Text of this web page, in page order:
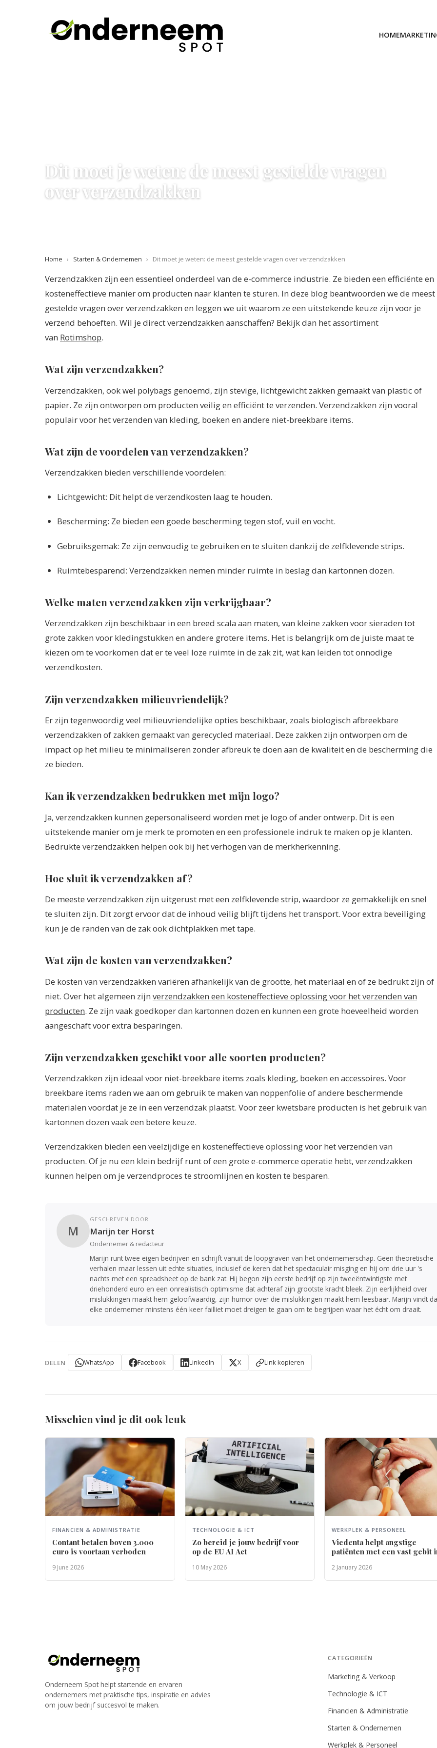
HOME
Dit moet je weten: de meest gestelde vragen
over verzendzakken
Home › Starten & Ondernemen › Dit moet je weten: de meest gestelde vragen over verzendzakken
Verzendzakken zijn een essentieel onderdeel van de e-commerce industrie. Ze bieden een efficiënte en
kosteneffectieve manier om producten naar klanten te sturen. In deze blog beantwoorden we de meest
gestelde vragen over verzendzakken en leggen we uit waarom ze een uitstekende keuze zijn voor je
verzend behoeften. Wil je direct verzendzakken aanschaffen? Bekijk dan het assortiment
van Rotimshop.
Wat zijn verzendzakken?
Verzendzakken, ook wel polybags genoemd, zijn stevige, lichtgewicht zakken gemaakt van plastic of
papier. Ze zijn ontworpen om producten veilig en efficiënt te verzenden. Verzendzakken zijn vooral
populair voor het verzenden van kleding, boeken en andere niet-breekbare items.
Wat zijn de voordelen van verzendzakken?
Verzendzakken bieden verschillende voordelen:
Lichtgewicht: Dit helpt de verzendkosten laag te houden.
Bescherming: Ze bieden een goede bescherming tegen stof, vuil en vocht.
Gebruiksgemak: Ze zijn eenvoudig te gebruiken en te sluiten dankzij de zelfklevende strips.
Ruimtebesparend: Verzendzakken nemen minder ruimte in beslag dan kartonnen dozen.
Welke maten verzendzakken zijn verkrijgbaar?
Verzendzakken zijn beschikbaar in een breed scala aan maten, van kleine zakken voor sieraden tot
grote zakken voor kledingstukken en andere grotere items. Het is belangrijk om de juiste maat te
kiezen om te voorkomen dat er te veel loze ruimte in de zak zit, wat kan leiden tot onnodige
verzendkosten.
Zijn verzendzakken milieuvriendelijk?
Er zijn tegenwoordig veel milieuvriendelijke opties beschikbaar, zoals biologisch afbreekbare
verzendzakken of zakken gemaakt van gerecycled materiaal. Deze zakken zijn ontworpen om de
impact op het milieu te minimaliseren zonder afbreuk te doen aan de kwaliteit en de bescherming die
ze bieden.
Kan ik verzendzakken bedrukken met mijn logo?
Ja, verzendzakken kunnen gepersonaliseerd worden met je logo of ander ontwerp. Dit is een
uitstekende manier om je merk te promoten en een professionele indruk te maken op je klanten.
Bedrukte verzendzakken helpen ook bij het verhogen van de merkherkenning.
Hoe sluit ik verzendzakken af?
De meeste verzendzakken zijn uitgerust met een zelfklevende strip, waardoor ze gemakkelijk en snel
te sluiten zijn. Dit zorgt ervoor dat de inhoud veilig blijft tijdens het transport. Voor extra beveiliging
kun je de randen van de zak ook dichtplakken met tape.
Wat zijn de kosten van verzendzakken?
De kosten van verzendzakken variëren afhankelijk van de grootte, het materiaal en of ze bedrukt zijn of
niet. Over het algemeen zijn verzendzakken een kosteneffectieve oplossing voor het verzenden van
producten. Ze zijn vaak goedkoper dan kartonnen dozen en kunnen een grote hoeveelheid worden
aangeschaft voor extra besparingen.
Zijn verzendzakken geschikt voor alle soorten producten?
Verzendzakken zijn ideaal voor niet-breekbare items zoals kleding, boeken en accessoires. Voor
breekbare items raden we aan om gebruik te maken van noppenfolie of andere beschermende
materialen voordat je ze in een verzendzak plaatst. Voor zeer kwetsbare producten is het gebruik van
kartonnen dozen vaak een betere keuze.
Verzendzakken bieden een veelzijdige en kosteneffectieve oplossing voor het verzenden van
producten. Of je nu een klein bedrijf runt of een grote e-commerce operatie hebt, verzendzakken
kunnen helpen om je verzendproces te stroomlijnen en kosten te besparen.
M
GESCHREVEN DOOR
Marijn ter Horst
Ondernemer & redacteur
Marijn runt twee eigen bedrijven en schrijft vanuit de loopgraven van het ondernemerschap. Geen theoretische
verhalen maar lessen uit echte situaties, inclusief de keren dat het spectaculair misging en hij om drie uur 's
nachts met een spreadsheet op de bank zat. Hij begon zijn eerste bedrijf op zijn tweeëntwintigste met
driehonderd euro en een onrealistisch optimisme dat achteraf zijn grootste kracht bleek. Zijn eerlijkheid over
mislukkingen maakt hem geloofwaardig, zijn humor over die mislukkingen maakt hem leesbaar. Marijn vindt
elke ondernemer minstens één keer failliet moet dreigen te gaan om te begrijpen waar het écht om draait.
DELEN WhatsApp Facebook LinkedIn X Link kopieren
Misschien vind je dit ook leuk
FINANCIEN & ADMINISTRATIE
Contant betalen boven 3.000
euro is voortaan verboden
9 June 2026
TECHNOLOGIE & ICT
Zo bereid je jouw bedrijf voor
op de EU AI Act
10 May 2026
WERKPLEK & PERSONEEL
Viedenta helpt angstige
patiënten met een vast gebit
2 January 2026
Onderneem Spot helpt startende en ervaren
ondernemers met praktische tips, inspiratie en advies
om jouw bedrijf succesvol te maken.
CATEGORIEËN
Marketing & Verkoop
Technologie & ICT
Financien & Administratie
Starten & Ondernemen
Werkplek & Personeel